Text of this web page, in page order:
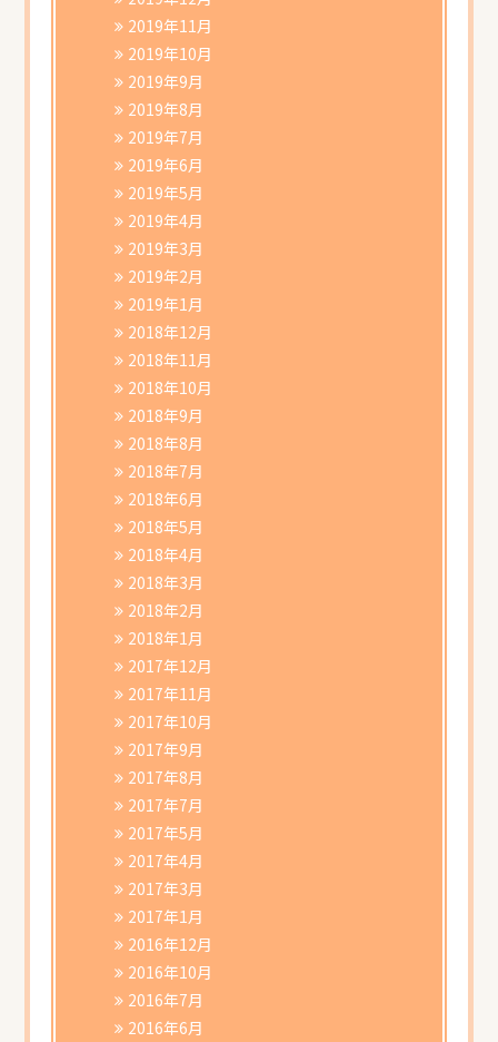
2019年11月
2019年10月
2019年9月
2019年8月
2019年7月
2019年6月
2019年5月
2019年4月
2019年3月
2019年2月
2019年1月
2018年12月
2018年11月
2018年10月
2018年9月
2018年8月
2018年7月
2018年6月
2018年5月
2018年4月
2018年3月
2018年2月
2018年1月
2017年12月
2017年11月
2017年10月
2017年9月
2017年8月
2017年7月
2017年5月
2017年4月
2017年3月
2017年1月
2016年12月
2016年10月
2016年7月
2016年6月